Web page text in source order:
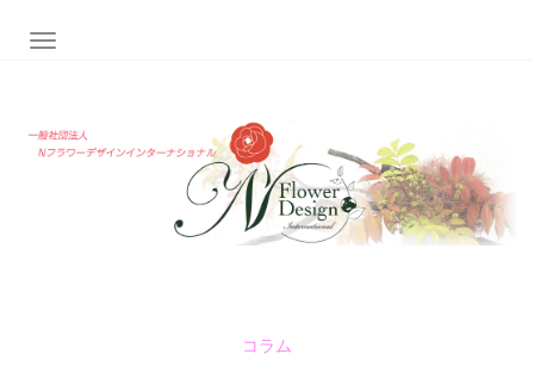
ナビゲーション切り替え
コラム